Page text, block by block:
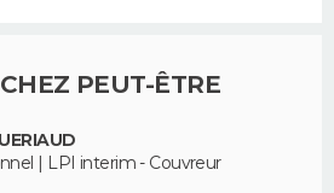
PEUT-ÊTRE
| LPI interim - Couvreur